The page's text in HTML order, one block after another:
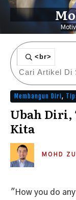
<br>
Membangun Diri,
Ubah Diri,
Kita
MOHD
"How you do